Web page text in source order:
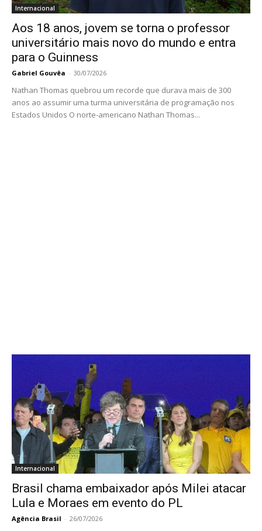
Internacional
Aos 18 anos, jovem se torna o professor
universitário mais novo do mundo e entra
para o Guinness
Gabriel Gouvêa - 30/07/2026
Nathan Thomas quebrou um recorde que durava mais de 300
anos ao assumir uma turma universitária de programação nos
Estados Unidos O norte-americano Nathan Thomas...
Internacional
Brasil chama embaixador após Milei atacar
Lula e Moraes em evento do PL
Agência Brasil - 26/07/2026